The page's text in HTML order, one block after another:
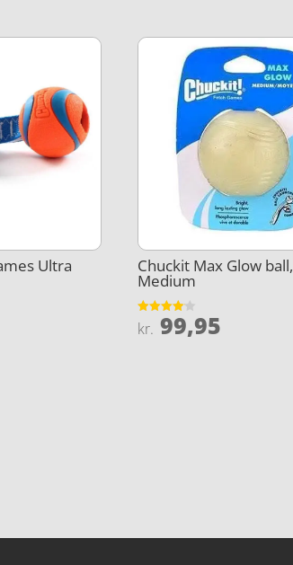
Ultra Chuckit Max Glow ball,
Medium
Vurderet
4.1
kr. 99,95